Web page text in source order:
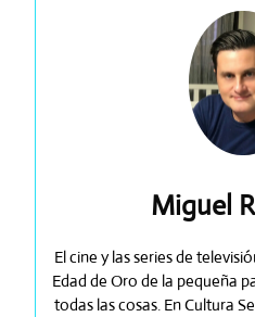
Miguel
El cine y las series de
Edad de Oro de la pequeña
todas las cosas. En Cultura